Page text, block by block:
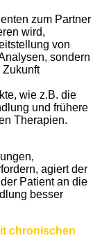
zum Partner
wird,
von
sondern
Zukunft
wie z.B. die
und frühere
Therapien.
agiert der
Patient an die
besser
chronischen